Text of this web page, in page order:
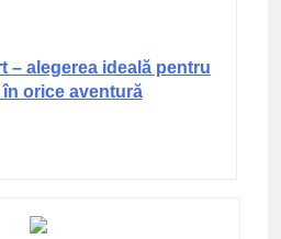
– alegerea ideală pentru
orice aventură